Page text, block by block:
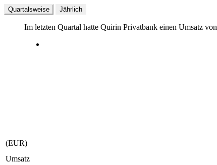
Quartalsweise Jährlich
Im letzten Quartal hatte Quirin Privatbank einen Umsatz von
(EUR)
Umsatz